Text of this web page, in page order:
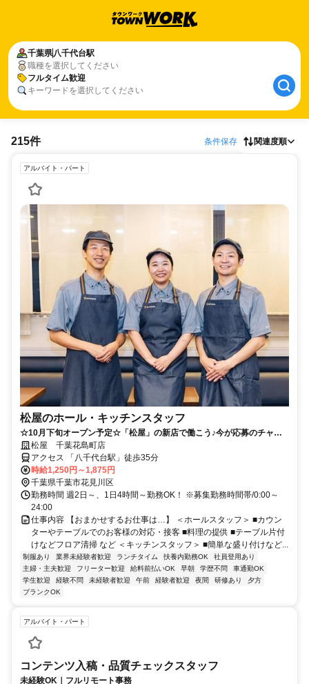
千葉県八千代台駅
職種を選択してください
フルタイム歓迎
キーワードを選択してください
215件 条件保存 関連度順
アルバイト・パート
松屋のホール・キッチンスタッフ
☆10月下旬オープン予定☆「松屋」の新店で働こう♪今が応募のチャン
ス！新規採用手当あり♪オープン後2か月間時給＋150円！
松屋 千葉花島町店
アクセス 「八千代台駅」徒歩35分
時給1,250円～1,875円
千葉県千葉市花見川区
勤務時間 週2日～、1日4時間～勤務OK！ ※募集勤務時間帯/0:00～
24:00
仕事内容 【おまかせするお仕事は…】 ＜ホールスタッフ＞ ■カウン
ターやテーブルでのお客様の対応・接客 ■料理の提供 ■テーブル片付
けなどフロア清掃 など ＜キッチンスタッフ＞ ■簡単な盛り付けなど...
制服あり 業界未経験者歓迎 ランチタイム 扶養内勤務OK
社員登用あり
主婦・主夫歓迎
フリーター歓迎 給料前払いOK 早朝 学歴不問
車通勤OK
学生歓迎
経験不問 未経験者歓迎 午前 経験者歓迎 夜間 研修あり
夕方
ブランクOK
アルバイト・パート
コンテンツ入稿・品質チェックスタッフ
未経験OK｜フルリモート事務